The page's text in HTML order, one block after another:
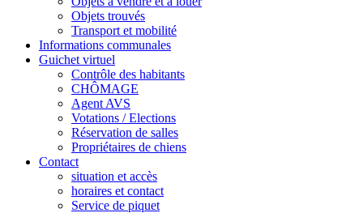
Objets trouvés
Transport et mobilité
Informations communales
Guichet virtuel
Contrôle des habitants
CHÔMAGE
Agent AVS
Votations / Elections
Réservation de salles
Propriétaires de chiens
Contact
situation et accès
horaires et contact
Service de piquet